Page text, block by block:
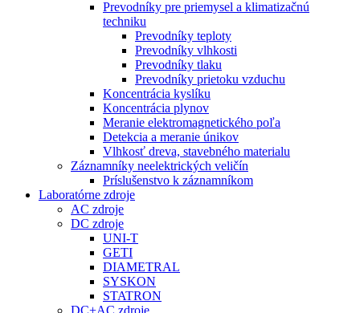
Prevodníky pre priemysel a klimatizačnú
techniku
Prevodníky teploty
Prevodníky vlhkosti
Prevodníky tlaku
Prevodníky prietoku vzduchu
Koncentrácia kyslíku
Koncentrácia plynov
Meranie elektromagnetického poľa
Detekcia a meranie únikov
Vlhkosť dreva, stavebného materialu
Záznamníky neelektrických veličín
Príslušenstvo k záznamníkom
Laboratórne zdroje
AC zdroje
DC zdroje
UNI-T
GETI
DIAMETRAL
SYSKON
STATRON
DC+AC zdroje